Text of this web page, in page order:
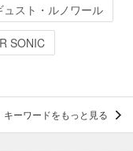
ュスト・ルノワール
SONIC
キーワードをもっと見る